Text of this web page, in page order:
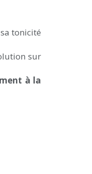
tonicité
sur
à la